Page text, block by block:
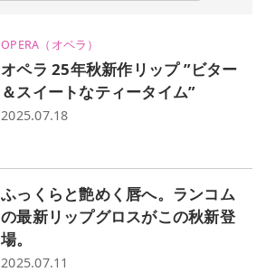
OPERA（オペラ）
オペラ 25年秋新作リップ ”ビター
＆スイートなティータイム”
2025.07.18
ふっくらと艶めく唇へ。ランコム
の最新リップグロスがこの秋新登
場。
2025.07.11